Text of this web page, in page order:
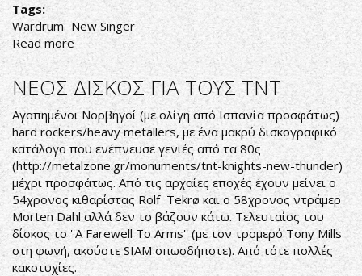
Tags:
Wardrum New Singer
Read more about
WARDRUM
ΑΝΑΚΟΙΝΩΣΑΝ
ΤΟ
ΝΕΟ
ΤΡΑΓΟΥΔΙΣΤΗ!
ΝΕΟΣ ΔΙΣΚΟΣ ΓΙΑ ΤΟΥΣ TNT
Αγαπημένοι Νορβηγοί (με ολίγη από Ισπανία προσφάτως)
hard rockers/heavy metallers, με ένα μακρύ δισκογραφικό
κατάλογο που ενέπνευσε γενιές από τα 80ς
(http://metalzone.gr/monuments/tnt-knights-new-thunder)
μέχρι προσφάτως. Από τις αρχαίες εποχές έχουν μείνει ο
54χρονος κιθαρίστας Rolf Tekrø και ο 58χρονος ντράμερ
Morten Dahl αλλά δεν το βάζουν κάτω. Τελευταίος του
δίσκος το ''A Farewell To Arms'' (με τον τρομερό Tony Mills
στη φωνή, ακούστε SIAM οπωσδήποτε). Από τότε πολλές
κακοτυχίες.